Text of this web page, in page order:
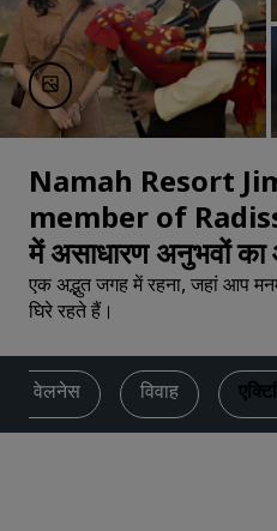
Namah Resort
member of
में असाधारण अनुभवों
एक अद्भुत जगह में रहना, जहां आप
घिरे रहते हैं।
और वेलनेस विवाह